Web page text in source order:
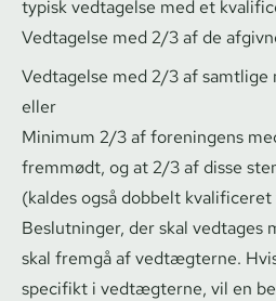
typisk vedtagelse med et
Vedtagelse med 2/3 af de
Vedtagelse med 2/3 af
eller
Minimum 2/3 af foreningens
fremmødt, og at 2/3 af disse
(kaldes også dobbelt
Beslutninger, der skal vedtages
skal fremgå af vedtægterne.
specifikt i vedtægterne, vil en